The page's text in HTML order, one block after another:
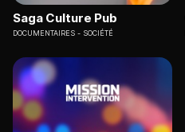
Saga Culture Pub
DOCUMENTAIRES SOCIÉTÉ